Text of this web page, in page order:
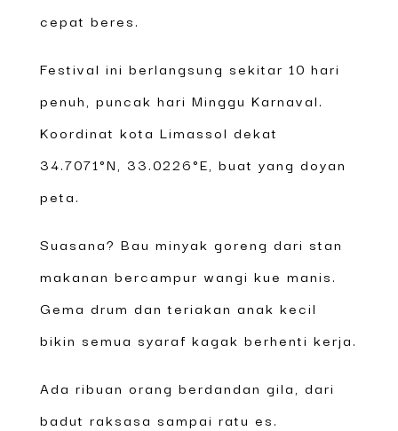
cepat beres.
Festival ini berlangsung sekitar 10 hari
penuh, puncak hari Minggu Karnaval.
Koordinat kota Limassol dekat
34.7071°N, 33.0226°E, buat yang doyan
peta.
Suasana? Bau minyak goreng dari stan
makanan bercampur wangi kue manis.
Gema drum dan teriakan anak kecil
bikin semua syaraf kagak berhenti kerja.
Ada ribuan orang berdandan gila, dari
badut raksasa sampai ratu es.